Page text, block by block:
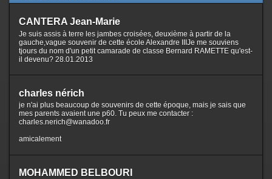
CANTERA Jean-Marie
Je suis assis à terre les jambes croisées, deuxième à partir de la
gauche,vague souvenir de cette école Alexandre IIIJe me souviens
tjours du nom d'un petit camarade de classe Bernard RAMETTE qu'est-
il devenu? 28.01.2013
charles nérich
je n'ai plus beaucoup de souvenirs de cette époque, mais je sais que
mes parents avaient une p60. Tu peux me contacter :
charles.nerich@wanadoo.fr
amicalement
MOHAMMED BELBOURI